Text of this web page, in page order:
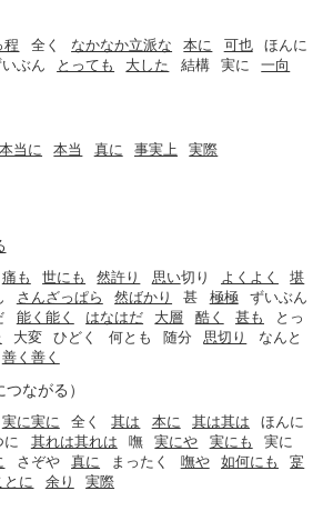
程 全く なかなか立派な 本に 可也
ほんに
ぶん とっても 大した 結構 実に
一向
本当に 本当 真に 事実上 実際
痛も 世にも 然許り 思い切り よくよく
堪
さんざっぱら 然ばかり 甚 極極
ずいぶん
能く能く はなはだ 大層 酷く 甚も
とっ
大変 ひどく 何とも 随分 思切り
なんと
善く善く
つながる）
実に実に 全く 其は 本に 其は其は
ほんに
に 其れは其れは 嘸 実にや 実にも
実に
さぞや 真に まったく 嘸や 如何にも
寔
とに 余り 実際